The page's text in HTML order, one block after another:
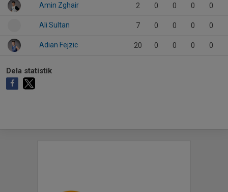
Amin Zghair 2 0 0 0 0
Ali Sultan 7 0 0 0 0
Adian Fejzic 20 0 0 0 0
Dela statistik